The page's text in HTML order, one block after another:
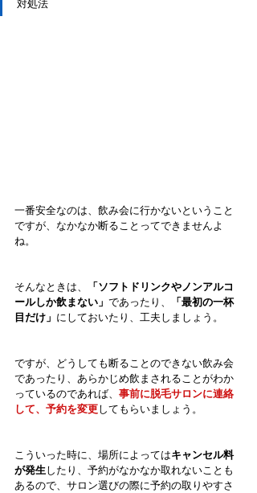
対処法
一番安全なのは、飲み会に行かないということ
ですが、なかなか断ることってできませんよ
ね。
そんなときは、
「ソフトドリンクやノンアルコ
ールしか飲まない」 であったり、
「最初の一杯
目だけ」 にしておいたり、工夫しましょう。
ですが、どうしても断ることのできない飲み会
であったり、あらかじめ飲まされることがわか
っているのであれば、 事前に脱毛サロンに連絡
して、予約を変更してもらいましょう。
こういった時に、場所によってはキャンセル料
が発生したり、予約がなかなか取れないことも
あるので、サロン選びの際に予約の取りやすさ